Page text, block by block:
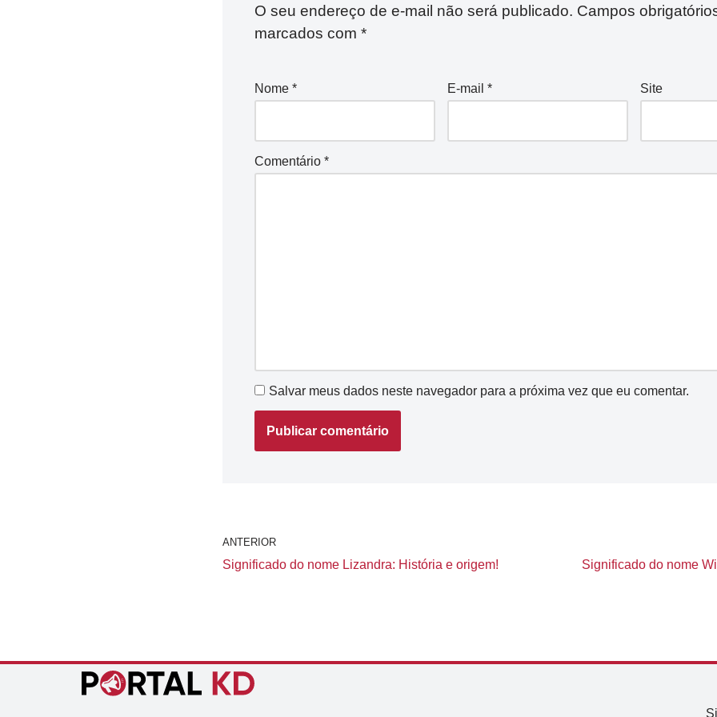
O seu endereço de e-mail não será publicado. Campos
marcados com *
Nome * E-mail * Site
Comentário *
Salvar meus dados neste navegador para a próxima vez que eu comentar.
ANTERIOR
Significado do nome Lizandra: História e origem! Significado do nome